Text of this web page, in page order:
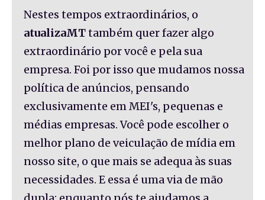
Nestes tempos extraordinários, o
atualizaMTtambém quer fazer algo
extraordinário por você e pela sua
empresa. Foi por isso que mudamos nossa
política de anúncios, pensando
exclusivamente em MEI's, pequenas e
médias empresas. Você pode escolher o
melhor plano de veiculação de mídia em
nosso site, o que mais se adequa às suas
necessidades. E essa é uma via de mão